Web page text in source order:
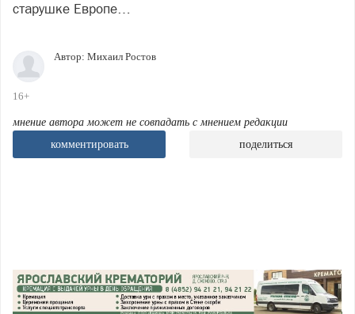
старушке Европе…
Автор: Михаил Ростов
16+
мнение автора может не совпадать с мнением редакции
комментировать
поделиться